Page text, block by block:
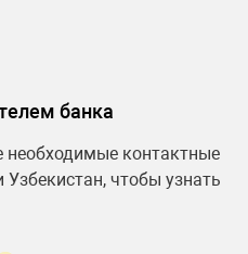
банка
необходимые контактные
чтобы узнать